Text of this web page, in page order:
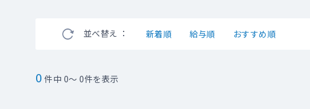
並べ替え ： 新着順 給与順 おすすめ順
0 件中 0～ 0件を表示